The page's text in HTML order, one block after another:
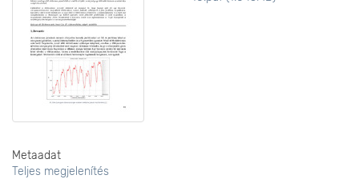
Metaadat
Teljes megjelenítés